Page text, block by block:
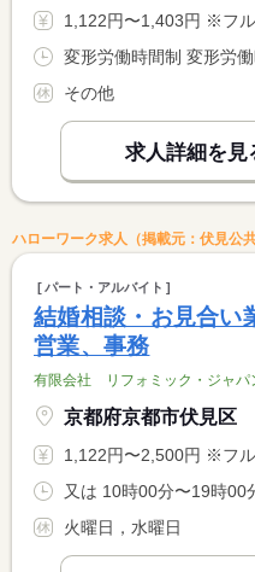
1,122円〜1,403円 ※フルタイム求人の場合は月
その他
求人詳細を見
ハローワーク求人（掲載元：伏見公
パート・アルバイト
結婚相談・お見合い
営業、事務
有限会社 リフォミック・ジャパ
京都府京都市伏見区
1,122円〜2,500円 ※フルタイム求人の場合は月
又は 10時00分〜19時00
火曜日，水曜日